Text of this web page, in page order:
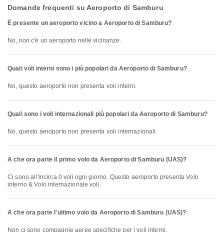
Domande frequenti su Aeroporto di Samburu
È presente un aeroporto vicino a Aeroporto di Samburu?
No, non c'è un aeroporto nelle vicinanze.
Quali voli interni sono i più popolari da Aeroporto di Samburu?
No, questo aeroporto non presenta voli interni.
Quali sono i voli internazionali più popolari da Aeroporto di Samburu?
No, questo aeroporto non presenta voli internazionali.
A che ora parte il primo volo da Aeroporto di Samburu (UAS)?
Ci sono all'incirca 0 voli ogni giorno. Questo aeroporto presenta Volo
interno & Volo internazionale voli.
A che ora parte l'ultimo volo da Aeroporto di Samburu (UAS)?
Non ci sono compagnie aeree specifiche per i voli interni.